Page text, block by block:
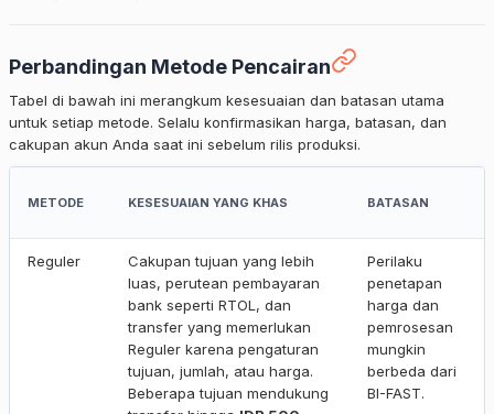
Perbandingan Metode Pencairan
Tabel di bawah ini merangkum kesesuaian dan batasan utama
untuk setiap metode. Selalu konfirmasikan harga, batasan, dan
cakupan akun Anda saat ini sebelum rilis produksi.
METODE KESESUAIAN YANG KHAS BATASAN
Reguler
Cakupan tujuan yang lebih
luas, perutean pembayaran
bank seperti RTOL, dan
transfer yang memerlukan
Reguler karena pengaturan
tujuan, jumlah, atau harga.
Beberapa tujuan mendukung
Perilaku
penetapan
harga dan
pemrosesan
mungkin
berbeda dari
BI-FAST.